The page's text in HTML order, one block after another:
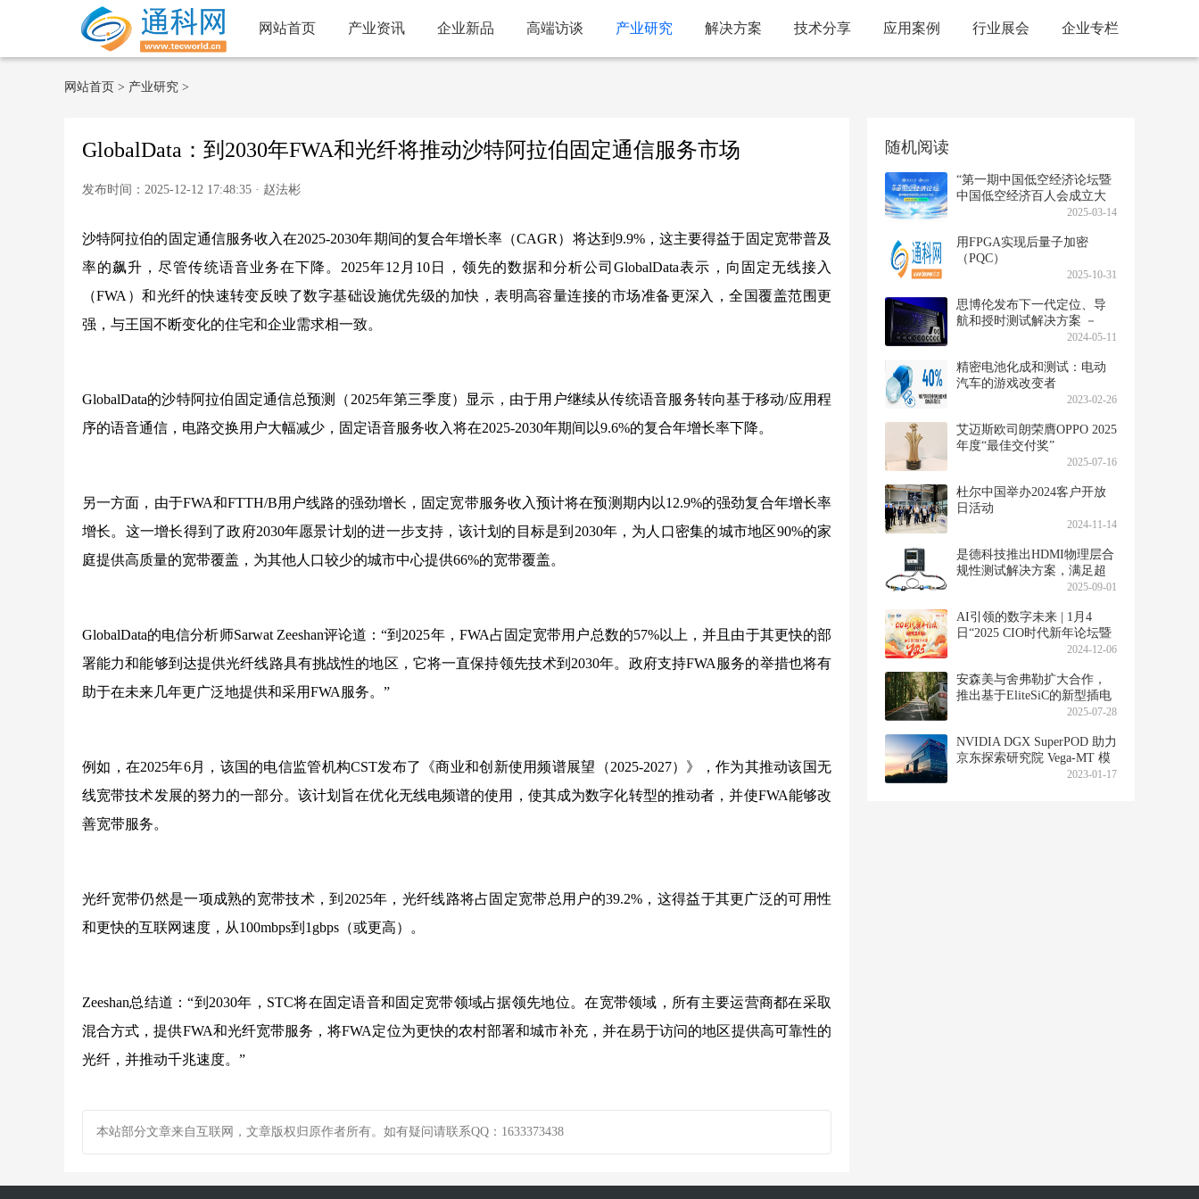
网站首页 产业资讯 企业新品 高端访谈 产业研究 解决方案 技术分享 应用案例 行业展会 企业专栏
网站首页 > 产业研究 >
GlobalData：到2030年FWA和光纤将推动沙特阿拉伯固定通信服务市场
发布时间：2025-12-12 17:48:35 · 赵法彬
沙特阿拉伯的固定通信服务收入在2025-2030年期间的复合年增长率（CAGR）将达到9.9%，这主要得益于固定宽带普及
率的飙升，尽管传统语音业务在下降。2025年12月10日，领先的数据和分析公司GlobalData表示，向固定无线接入
（FWA）和光纤的快速转变反映了数字基础设施优先级的加快，表明高容量连接的市场准备更深入，全国覆盖范围更
强，与王国不断变化的住宅和企业需求相一致。
GlobalData的沙特阿拉伯固定通信总预测（2025年第三季度）显示，由于用户继续从传统语音服务转向基于移动/应用程
序的语音通信，电路交换用户大幅减少，固定语音服务收入将在2025-2030年期间以9.6%的复合年增长率下降。
另一方面，由于FWA和FTTH/B用户线路的强劲增长，固定宽带服务收入预计将在预测期内以12.9%的强劲复合年增长率
增长。这一增长得到了政府2030年愿景计划的进一步支持，该计划的目标是到2030年，为人口密集的城市地区90%的家
庭提供高质量的宽带覆盖，为其他人口较少的城市中心提供66%的宽带覆盖。
GlobalData的电信分析师Sarwat Zeeshan评论道：“到2025年，FWA占固定宽带用户总数的57%以上，并且由于其更快的部
署能力和能够到达提供光纤线路具有挑战性的地区，它将一直保持领先技术到2030年。政府支持FWA服务的举措也将有
助于在未来几年更广泛地提供和采用FWA服务。”
例如，在2025年6月，该国的电信监管机构CST发布了《商业和创新使用频谱展望（2025-2027）》，作为其推动该国无
线宽带技术发展的努力的一部分。该计划旨在优化无线电频谱的使用，使其成为数字化转型的推动者，并使FWA能够改
善宽带服务。
光纤宽带仍然是一项成熟的宽带技术，到2025年，光纤线路将占固定宽带总用户的39.2%，这得益于其更广泛的可用性
和更快的互联网速度，从100mbps到1gbps（或更高）。
Zeeshan总结道：“到2030年，STC将在固定语音和固定宽带领域占据领先地位。在宽带领域，所有主要运营商都在采取
混合方式，提供FWA和光纤宽带服务，将FWA定位为更快的农村部署和城市补充，并在易于访问的地区提供高可靠性的
光纤，并推动千兆速度。”
本站部分文章来自互联网，文章版权归原作者所有。如有疑问请联系QQ：1633373438
随机阅读
“第一期中国低空经济论坛暨
中国低空经济百人会成立大
2025-03-14
用FPGA实现后量子加密
（PQC）
2025-10-31
思博伦发布下一代定位、导
航和授时测试解决方案 －
2024-05-11
精密电池化成和测试：电动
汽车的游戏改变者
2023-02-26
艾迈斯欧司朗荣膺OPPO 2025
年度“最佳交付奖”
2025-07-16
杜尔中国举办2024客户开放
日活动
2024-11-14
是德科技推出HDMI物理层合
规性测试解决方案，满足超
高清分辨率与高动态范围日
2025-09-01
AI引领的数字未来 | 1月4
日“2025 CIO时代新年论坛暨
颁奖典礼”邀您共同闪耀！
2024-12-06
安森美与舍弗勒扩大合作，
推出基于EliteSiC的新型插电
式混合动力汽车平台2025-07-28
NVIDIA DGX SuperPOD 助力
京东探索研究院 Vega-MT 模
2023-01-17